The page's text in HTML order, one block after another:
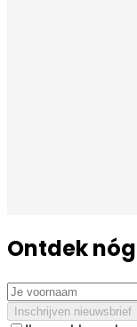
Ontdek
Inschrijven nieuwsbrief